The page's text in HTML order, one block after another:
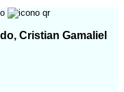
Cristian Gamaliel